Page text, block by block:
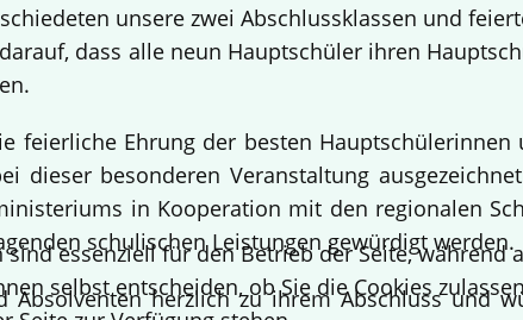
unsere zwei Abschlussklassen und
dass alle neun Hauptschüler ihren
feierliche Ehrung der besten
dieser besonderen Veranstaltung
in Kooperation mit den regionalen
schulischen Leistungen gewürdigt werden.
Absolventen herzlich zu ihrem Abschluss und
essenziell für den Betrieb der Seite, während
selbst entscheiden, ob Sie die Cookies